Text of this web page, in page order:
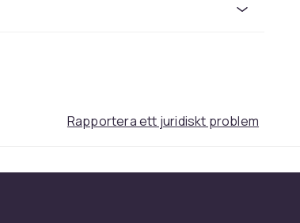
312
Rapportera ett juridiskt problem